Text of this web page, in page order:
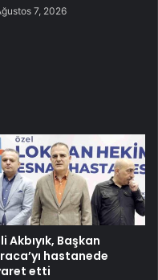
7, 2026
Akbıyık, Başkan
hastanede
etti